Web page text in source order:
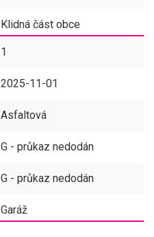
Klidná část obce
118 m
Dobrý
479 m2
Přízemní
1
2025-11-01
Asfaltová
G - průkaz nedodán
G - průkaz nedodán
Garáž